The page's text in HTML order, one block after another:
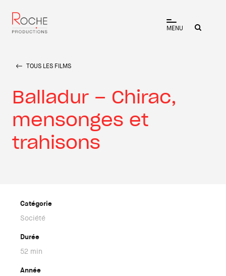
MENU
TOUS LES FILMS
Balladur – Chirac,
mensonges et
trahisons
Catégorie
Société
Durée
52 min
Année